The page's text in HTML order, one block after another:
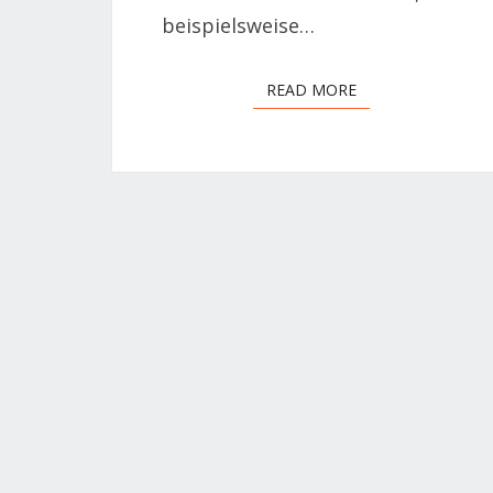
beispielsweise…
READ MOREREAD MORE